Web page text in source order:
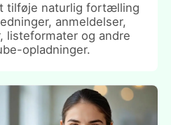
tilføje naturlig fortælling
anmeldelser,
listeformater og andre
opladninger.